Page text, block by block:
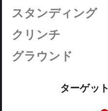
スタンディング
クリンチ
グラウンド
ターゲッ